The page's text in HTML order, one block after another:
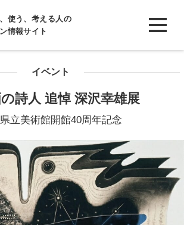
使う、考える人の
情報サイト
イベント
詩人 追悼 深沢幸雄展
立美術館開館40周年記念